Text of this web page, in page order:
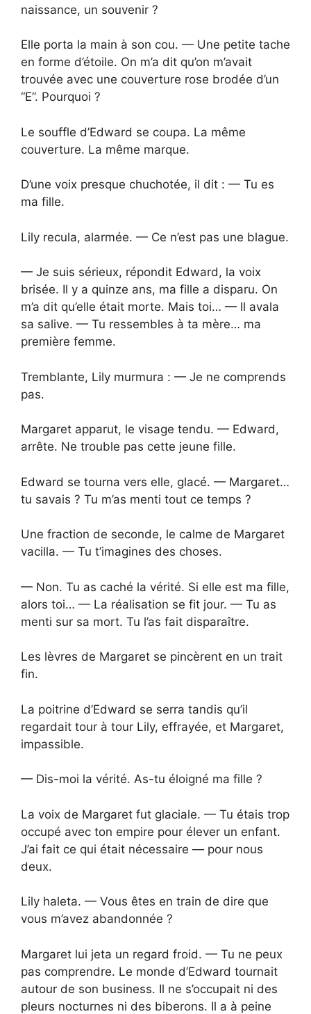
naissance, un souvenir ?
Elle porta la main à son cou. — Une petite tache
en forme d’étoile. On m’a dit qu’on m’avait
trouvée avec une couverture rose brodée d’un
“E”. Pourquoi ?
Le souffle d’Edward se coupa. La même
couverture. La même marque.
D’une voix presque chuchotée, il dit : — Tu es
ma fille.
Lily recula, alarmée. — Ce n’est pas une blague.
— Je suis sérieux, répondit Edward, la voix
brisée. Il y a quinze ans, ma fille a disparu. On
m’a dit qu’elle était morte. Mais toi… — Il avala
sa salive. — Tu ressembles à ta mère… ma
première femme.
Tremblante, Lily murmura : — Je ne comprends
pas.
Margaret apparut, le visage tendu. — Edward,
arrête. Ne trouble pas cette jeune fille.
Edward se tourna vers elle, glacé. — Margaret…
tu savais ? Tu m’as menti tout ce temps ?
Une fraction de seconde, le calme de Margaret
vacilla. — Tu t’imagines des choses.
— Non. Tu as caché la vérité. Si elle est ma fille,
alors toi… — La réalisation se fit jour. — Tu as
menti sur sa mort. Tu l’as fait disparaître.
Les lèvres de Margaret se pincèrent en un trait
fin.
La poitrine d’Edward se serra tandis qu’il
regardait tour à tour Lily, effrayée, et Margaret,
impassible.
— Dis-moi la vérité. As-tu éloigné ma fille ?
La voix de Margaret fut glaciale. — Tu étais trop
occupé avec ton empire pour élever un enfant.
J’ai fait ce qui était nécessaire — pour nous
deux.
Lily haleta. — Vous êtes en train de dire que
vous m’avez abandonnée ?
Margaret lui jeta un regard froid. — Tu ne peux
pas comprendre. Le monde d’Edward tournait
autour de son business. Il ne s’occupait ni des
pleurs nocturnes ni des biberons. Il a à peine